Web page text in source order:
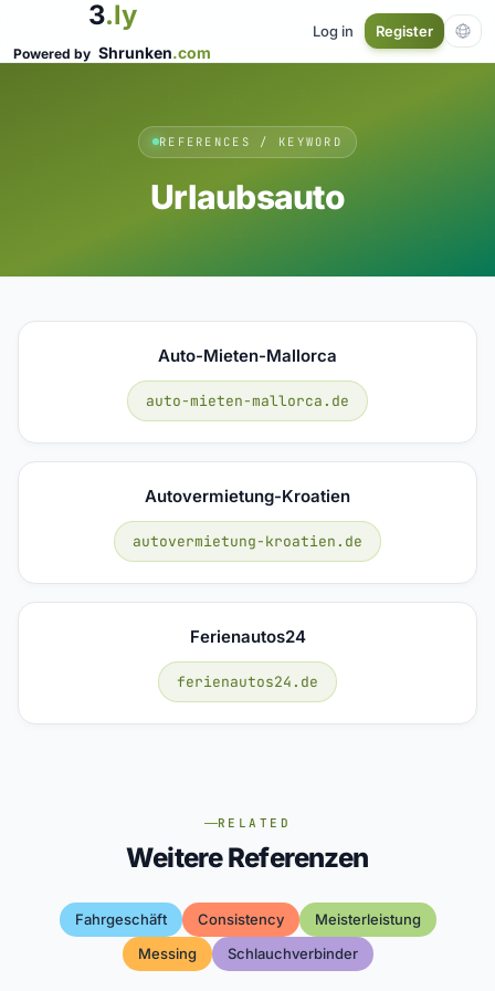
3.ly
Powered by Shrunken.com
Log in Register
REFERENCES / KEYWORD
Urlaubsauto
Auto-Mieten-Mallorca
auto-mieten-mallorca.de
Autovermietung-Kroatien
autovermietung-kroatien.de
Ferienautos24
ferienautos24.de
RELATED
Weitere Referenzen
Fahrgeschäft Consistency
Meisterleistung
Messing
Schlauchverbinder